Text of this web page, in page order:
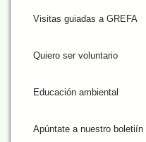
Visitas guiadas a GREFA
Quiero ser voluntario
Educación ambiental
Apúntate a nuestro boletiín